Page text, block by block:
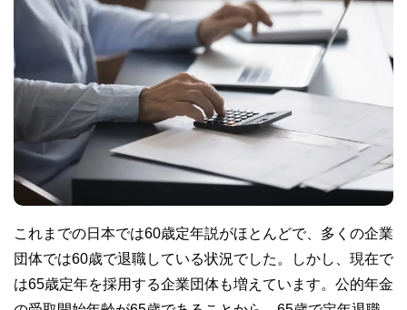
これまでの日本では60歳定年説がほとんどで、多くの企業
団体では60歳で退職している状況でした。しかし、現在で
は65歳定年を採用する企業団体も増えています。公的年金